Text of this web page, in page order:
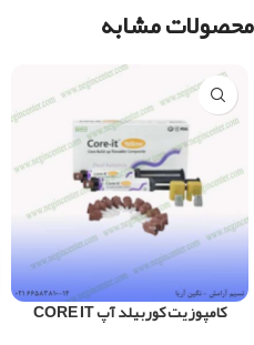
محصولات مشابه
کامپوزیت کوربیلد آپ CORE IT